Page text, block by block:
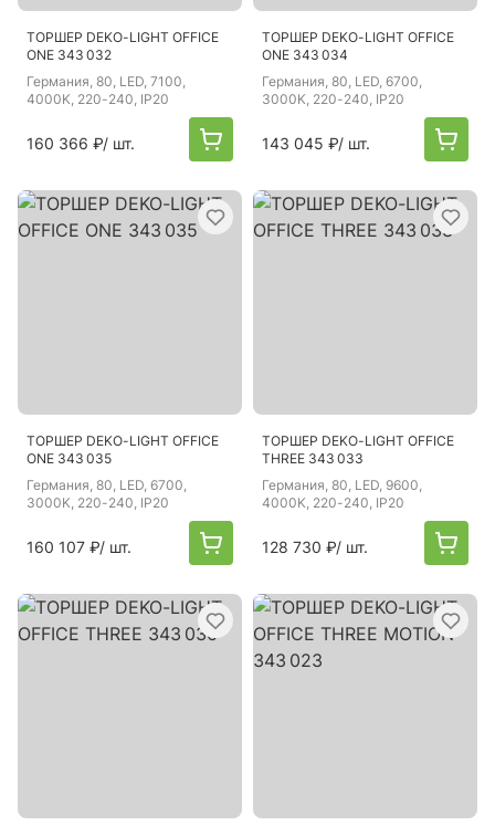
ТОРШЕР DEKO-LIGHT OFFICE
ONE 343 032
Германия, 80, LED, 7100,
4000K, 220-240, IP20
160 366 ₽/ шт.
ТОРШЕР DEKO-LIGHT OFFICE
ONE 343 034
Германия, 80, LED, 6700,
3000K, 220-240, IP20
143 045 ₽/ шт.
ТОРШЕР DEKO-LIGHT OFFICE
ONE 343 035
Германия, 80, LED, 6700,
3000K, 220-240, IP20
160 107 ₽/ шт.
ТОРШЕР DEKO-LIGHT OFFICE
THREE 343 033
Германия, 80, LED, 9600,
4000K, 220-240, IP20
128 730 ₽/ шт.